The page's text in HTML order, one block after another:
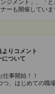
ジメント」、「
ーも開催していま
りコメント
について
事開始！！
つ、はじめての職